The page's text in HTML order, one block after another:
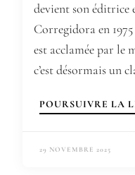
devient son
Corregidora en
est acclamée par le
c’est désormais un
POURSUIVRE LA
29 NOVEMBRE 2025